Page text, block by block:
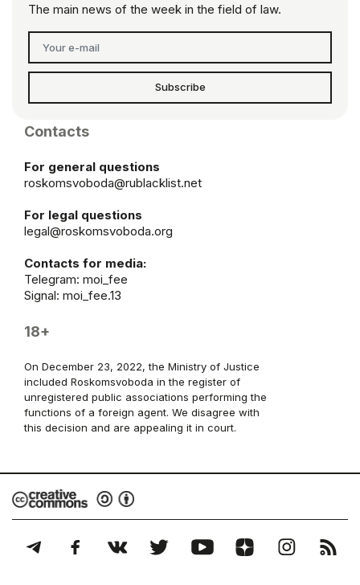
The main news of the week in the field of law.
Subscribe
Contacts
For general questions
roskomsvoboda@rublacklist.net
For legal questions
legal@roskomsvoboda.org
Contacts for media:
Telegram: moi_fee
Signal: moi_fee.13
18+
On December 23, 2022, the Ministry of Justice
included Roskomsvoboda in the register of
unregistered public associations performing the
functions of a foreign agent. We disagree with
this decision and are appealing it in court.